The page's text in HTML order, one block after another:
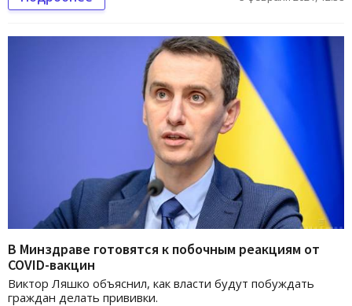
В Минздраве готовятся к побочным реакциям от
COVID-вакцин
Виктор Ляшко объяснил, как власти будут побуждать
граждан делать прививки.